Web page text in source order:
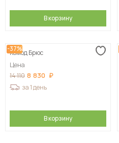
В корзину
-37%
Комод Брюс
Цена
14 110 8 830
за 1 день
В корзину